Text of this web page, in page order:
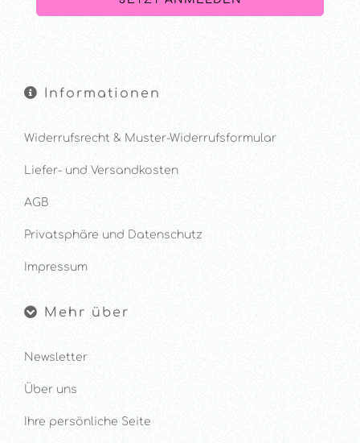
Informationen
Widerrufsrecht & Muster-Widerrufsformular
Liefer- und Versandkosten
AGB
Privatsphäre und Datenschutz
Impressum
Mehr über
Newsletter
Über uns
Ihre persönliche Seite